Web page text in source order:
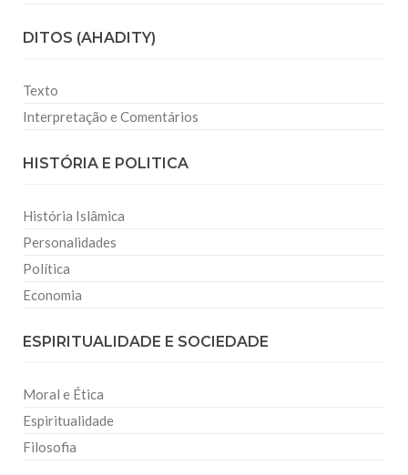
DITOS (AHADITY)
Texto
Interpretação e Comentários
HISTÓRIA E POLITICA
História Islâmica
Personalidades
Política
Economia
ESPIRITUALIDADE E SOCIEDADE
Moral e Ética
Espiritualidade
Filosofia